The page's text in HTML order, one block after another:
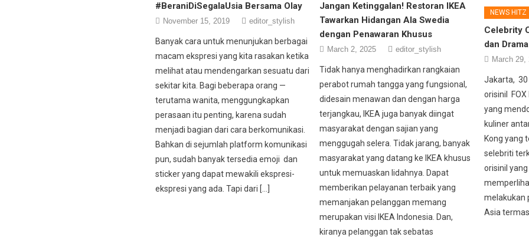
#BeraniDiSegalaUsia Bersama Olay
November 15, 2019 editor_stylish
Banyak cara untuk menunjukan berbagai
macam ekspresi yang kita rasakan ketika
melihat atau mendengarkan sesuatu dari
sekitar kita. Bagi beberapa orang —
terutama wanita, menggungkapkan
perasaan itu penting, karena sudah
menjadi bagian dari cara berkomunikasi.
Bahkan di sejumlah platform komunikasi
pun, sudah banyak tersedia emoji dan
sticker yang dapat mewakili ekspresi-
ekspresi yang ada. Tapi dari […]
Jangan Ketinggalan! Restoran IKEA
Tawarkan Hidangan Ala Swedia
dengan Penawaran Khusus
March 2, 2025 editor_stylish
Tidak hanya menghadirkan rangkaian
perabot rumah tangga yang fungsional,
didesain menawan dan dengan harga
terjangkau, IKEA juga banyak diingat
masyarakat dengan sajian yang
menggugah selera. Tidak jarang, banyak
masyarakat yang datang ke IKEA khusus
untuk memuaskan lidahnya. Dapat
memberikan pelayanan terbaik yang
memanjakan pelanggan memang
merupakan visi IKEA Indonesia. Dan,
kiranya pelanggan tak sebatas
NEWS HITZ
Celebrity
dan Drama
March 29,
Jakarta, 30
orisinil FOX
yang
kuliner
Kong yang
selebriti
orisinil
melakukan
Asia